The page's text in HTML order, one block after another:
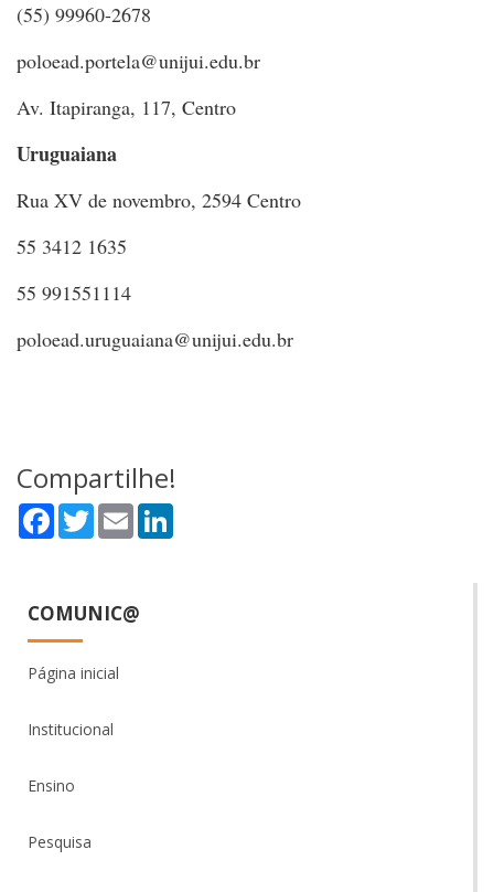
(55) 99960-2678
poloead.portela@unijui.edu.br
Av. Itapiranga, 117, Centro
Uruguaiana
Rua XV de novembro, 2594 Centro
55 3412 1635
55 991551114
poloead.uruguaiana@unijui.edu.br
Compartilhe!
Facebook
TwitterEmail
COMUNIC@
Página inicial
Institucional
Ensino
Pesquisa